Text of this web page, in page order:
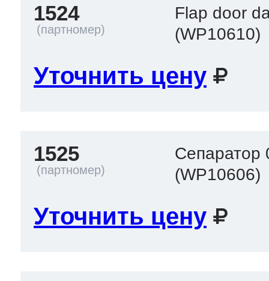
1524
Flap door
(WP10610)
Уточнить цену
1525
Сепаратор
(WP10606)
Уточнить цену